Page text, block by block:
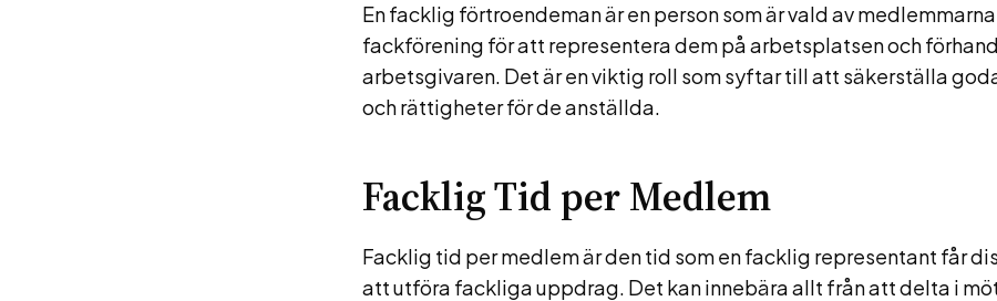
En facklig förtroendeman är en person som är vald av
fackförening för att representera dem på arbetsplatsen och
arbetsgivaren. Det är en viktig roll som syftar till att säkerställa
och rättigheter för de anställda.
Facklig Tid per Medlem
Facklig tid per medlem är den tid som en facklig representant får
att utföra fackliga uppdrag. Det kan innebära allt från att delta i